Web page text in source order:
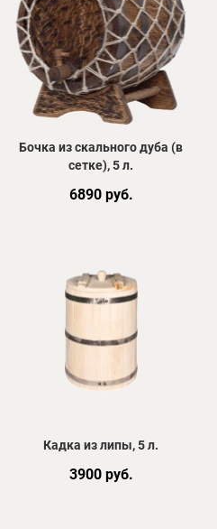
Бочка из скального дуба (в
сетке), 5 л.
6890 руб.
Кадка из липы, 5 л.
3900 руб.